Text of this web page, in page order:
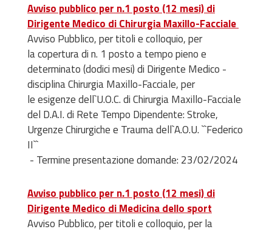
Avviso pubblico per n.1 posto (12 mesi) di
Dirigente Medico di Chirurgia Maxillo-Facciale
Avviso Pubblico, per titoli e colloquio, per
la copertura di n. 1 posto a tempo pieno e
determinato (dodici mesi) di Dirigente Medico -
disciplina Chirurgia Maxillo-Facciale, per
le esigenze dell`U.O.C. di Chirurgia Maxillo-Facciale
del D.A.I. di Rete Tempo Dipendente: Stroke,
Urgenze Chirurgiche e Trauma dell`A.O.U. ``Federico
II``
- Termine presentazione domande: 23/02/2024
Avviso pubblico per n.1 posto (12 mesi) di
Dirigente Medico di Medicina dello sport
Avviso Pubblico, per titoli e colloquio, per la